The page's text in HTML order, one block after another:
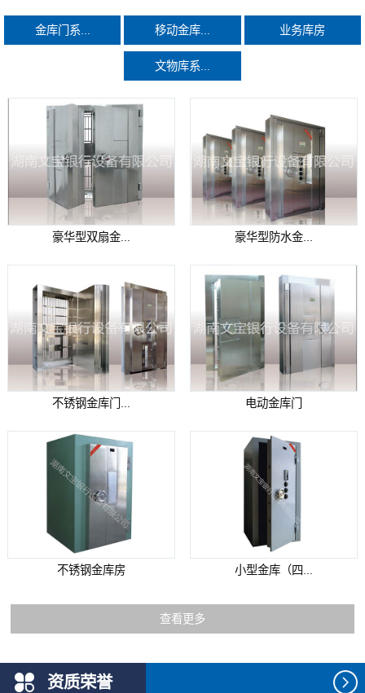
金库门系... 移动金库... 业务库房
文物库系...
豪华型双扇金... 豪华型防水金...
不锈钢金库门... 电动金库门
不锈钢金库房 小型金库（四...
查看更多
资质荣誉